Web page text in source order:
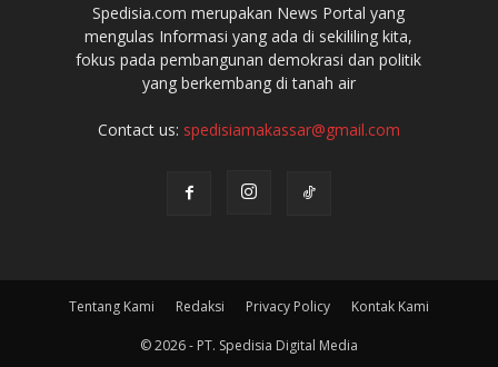
Spedisia.com merupakan News Portal yang
mengulas Informasi yang ada di sekililing kita,
fokus pada pembangunan demokrasi dan politik
yang berkembang di tanah air
Contact us: spedisiamakassar@gmail.com
Tentang Kami Redaksi Privacy Policy Kontak Kami
© 2026 - PT. Spedisia Digital Media